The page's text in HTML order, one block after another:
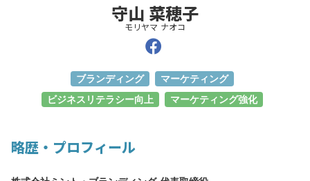
守山 菜穂子
モリヤマ ナオコ
ブランディング
マーケティング
ビジネスリテラシー向上
マーケティング強化
略歴・プロフィール